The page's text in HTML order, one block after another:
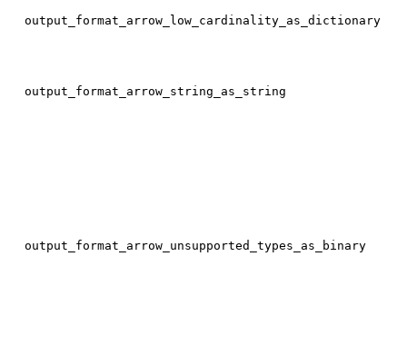
output_format_arrow_low_cardinality_as_dictionary
output_format_arrow_string_as_string
output_format_arrow_unsupported_types_as_binary